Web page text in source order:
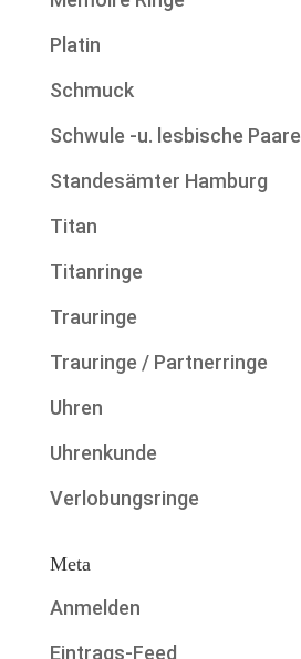
Platin
Schmuck
Schwule -u. lesbische Paare
Standesämter Hamburg
Titan
Titanringe
Trauringe
Trauringe / Partnerringe
Uhren
Uhrenkunde
Verlobungsringe
Meta
Anmelden
Eintrags-Feed